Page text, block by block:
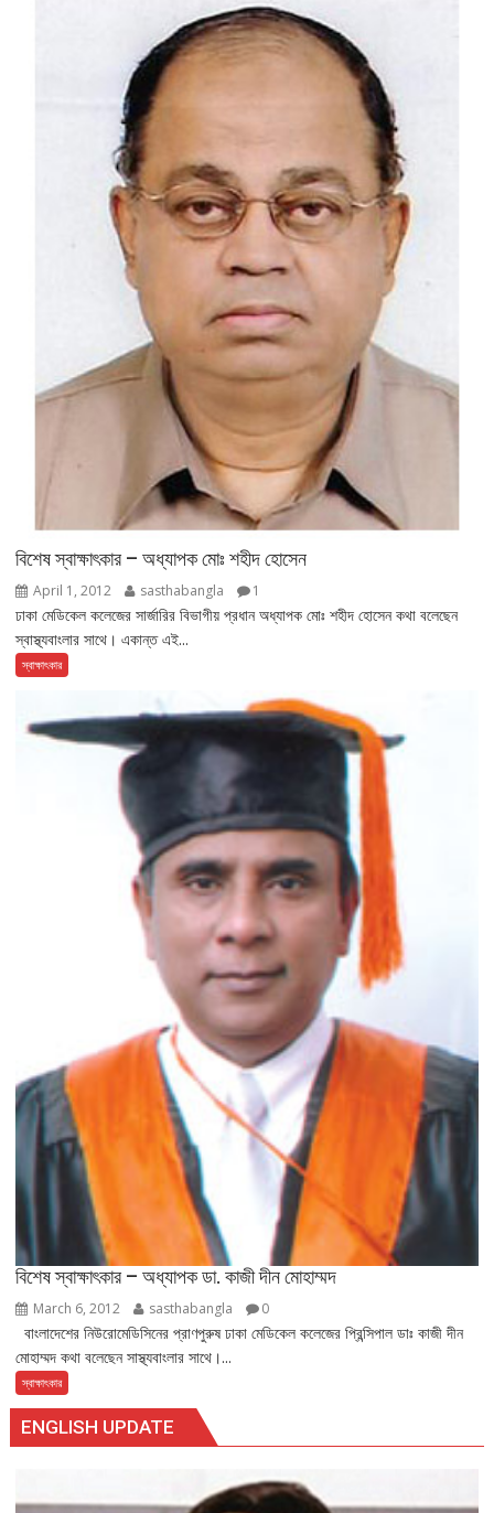
বিশেষ স্বাক্ষাৎকার – অধ্যাপক মোঃ শহীদ হোসেন
April 1, 2012 sasthabangla 1
ঢাকা মেডিকেল কলেজের সার্জারির বিভাগীয় প্রধান অধ্যাপক মোঃ শহীদ হোসেন কথা বলেছেন
স্বাস্থ্যবাংলার সাথে। একান্ত এই...
স্বাক্ষাৎকার
বিশেষ স্বাক্ষাৎকার – অধ্যাপক ডা. কাজী দীন মোহাম্মদ
March 6, 2012 sasthabangla 0
বাংলাদেশের নিউরোমেডিসিনের প্রাণপুরুষ ঢাকা মেডিকেল কলেজের প্রিন্সিপাল ডাঃ কাজী দীন
মোহাম্মদ কথা বলেছেন সাস্থ্যবাংলার সাথে।...
স্বাক্ষাৎকার
ENGLISH UPDATE